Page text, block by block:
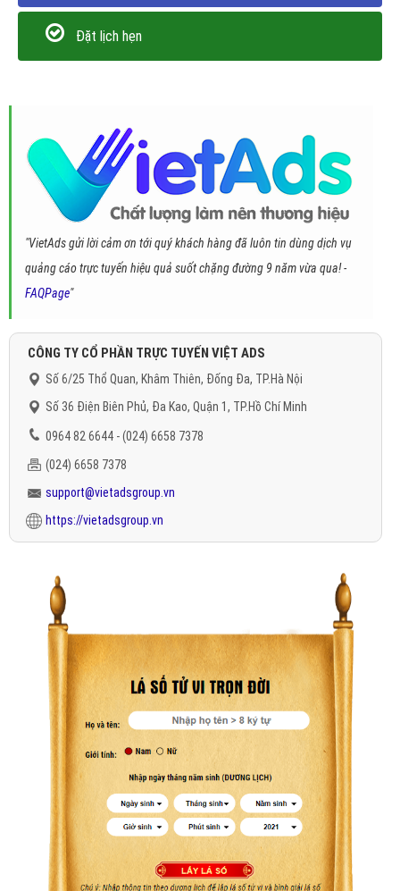
Đặt lịch hẹn
"VietAds gửi lời cảm ơn tới quý khách hàng đã luôn tin dùng dịch vụ
quảng cáo trực tuyến hiệu quả suốt chặng đường 9 năm vừa qua! -
FAQPage"
CÔNG TY CỔ PHẦN TRỰC TUYẾN VIỆT ADS
Số 6/25 Thổ Quan, Khâm Thiên, Đống Đa, TP.Hà Nội
Số 36 Điện Biên Phủ, Đa Kao, Quận 1, TP.Hồ Chí Minh
0964 82 6644 - (024) 6658 7378
(024) 6658 7378
support@vietadsgroup.vn
https://vietadsgroup.vn